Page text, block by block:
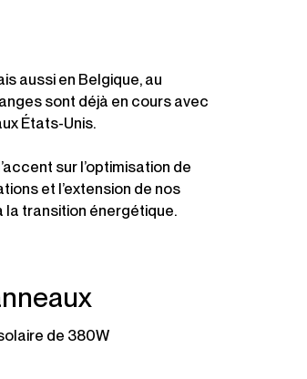
aussi en Belgique, au
sont déjà en cours avec
États-Unis.
sur l’optimisation de
et l’extension de nos
la transition énergétique.
de 380W